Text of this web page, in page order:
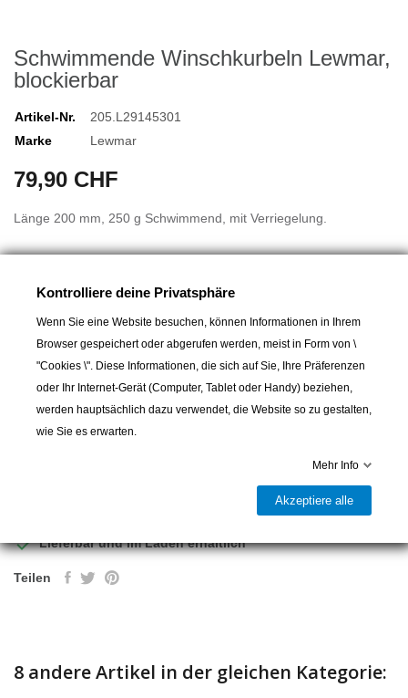
Schwimmende Winschkurbeln Lewmar,
blockierbar
Artikel-Nr.
205.L29145301
Marke
Lewmar
79,90 CHF
Länge 200 mm, 250 g Schwimmend, mit Verriegelung.
sind so konstruiert, dass sie den harten Bedingungen auf See
standhalten.
Lieferbar und im Laden erhältlich
Teilen
8 andere Artikel in der gleichen Kategorie:
Kontrolliere deine Privatsphäre
Wenn Sie eine Website besuchen, können Informationen in Ihrem
Browser gespeichert oder abgerufen werden, meist in Form von \
"Cookies \". Diese Informationen, die sich auf Sie, Ihre Präferenzen
oder Ihr Internet-Gerät (Computer, Tablet oder Handy) beziehen,
werden hauptsächlich dazu verwendet, die Website so zu gestalten,
wie Sie es erwarten.
Mehr Info
Akzeptiere alle